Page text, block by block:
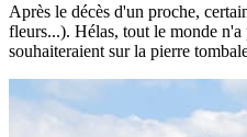
Après le décès d'un proche,
fleurs...). Hélas, tout le monde
souhaiteraient sur la pierre